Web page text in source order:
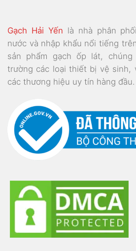
Gạch Hải Yến là nhà phân
nước và nhập khẩu nổi tiếng
sản phẩm gạch ốp lát,
trường các loại thiết bị vệ sinh,
các thương hiệu uy tín hàng đầu.